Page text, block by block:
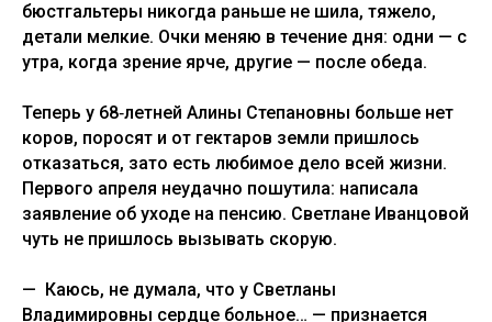
бюстгальтеры никогда раньше не шила, тяжело,
детали мелкие. Очки меняю в течение дня: одни — с
утра, когда зрение ярче, другие — после обеда.
Теперь у 68‑летней Алины Степановны больше нет
коров, поросят и от гектаров земли пришлось
отказаться, зато есть любимое дело всей жизни.
Первого апреля неудачно пошутила: написала
заявление об уходе на пенсию. Светлане Иванцовой
чуть не пришлось вызывать скорую.
— Каюсь, не думала, что у Светланы
Владимировны сердце больное… — признается